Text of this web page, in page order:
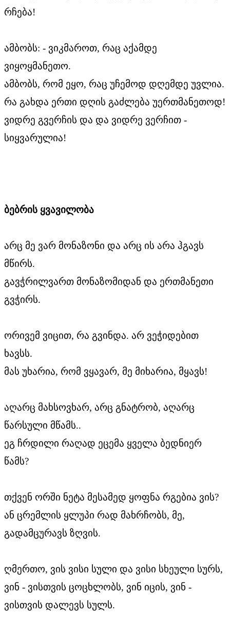
რჩება!
ამბობს: - ვიკმაროთ, რაც აქამდე
ვიყოყმანეთო.
ამბობს, რომ ეყო, რაც უჩემოდ დღემდე უვლია.
რა გახდა ერთი დღის გაძლება უერთმანეთოდ!
ვიდრე გვერჩის და და ვიდრე ვერჩით -
სიყვარულია!
ბებრის ყვავილობა
არც მე ვარ მონაზონი და არც ის არა ჰგავს
მწირს.
გავჭრილვართ მონაზომიდან და ერთმანეთი
გვჭირს.
ორივემ ვიცით, რა გვინდა. არ ვეჭიდებით
ხავსს.
მას უხარია, რომ ვყავარ, მე მიხარია, მყავს!
აღარც მახსოვხარ, არც გნატრობ, აღარც
წარსული მწამს..
ეგ ჩრდილი რაღად ეცემა ყველა ბედნიერ
წამს?
თქვენ ორში ნეტა მესამედ ყოფნა რგებია ვის?
ან ცრემლის ყლუპი რად მახრჩობს, მე,
გადამცურავს ზღვის.
ღმერთო, ვის ვისი სული და ვისი სხეული სურს,
ვინ - ვისთვის ცოცხლობს, ვინ იცის, ვინ -
ვისთვის დალევს სულს.